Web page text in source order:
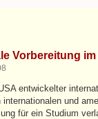
Vorbereitung
entwickelter
und
für ein Studium